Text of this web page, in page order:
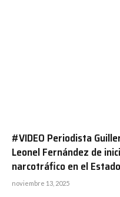
#VIDEO Periodista
Leonel Fernández de
narcotráfico en el
noviembre 13, 2025